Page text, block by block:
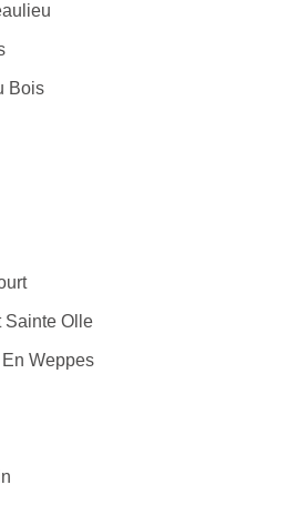
Bois
Sainte Olle
Weppes